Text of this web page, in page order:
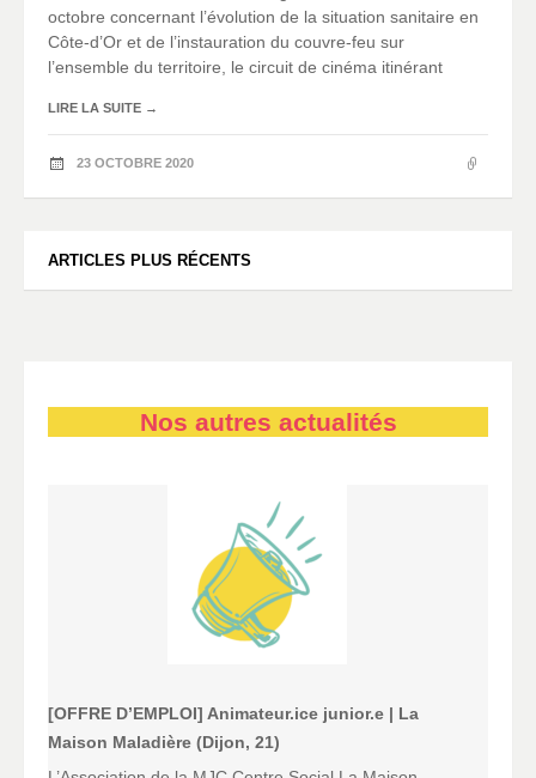
octobre concernant l’évolution de la situation sanitaire en
Côte-d’Or et de l’instauration du couvre-feu sur
l’ensemble du territoire, le circuit de cinéma itinérant
LIRE LA SUITE →
23 OCTOBRE 2020
Navigation
des
ARTICLES PLUS RÉCENTS
Nos autres actualités
[OFFRE D’EMPLOI] Animateur.ice junior.e | La
Maison Maladière (Dijon, 21)